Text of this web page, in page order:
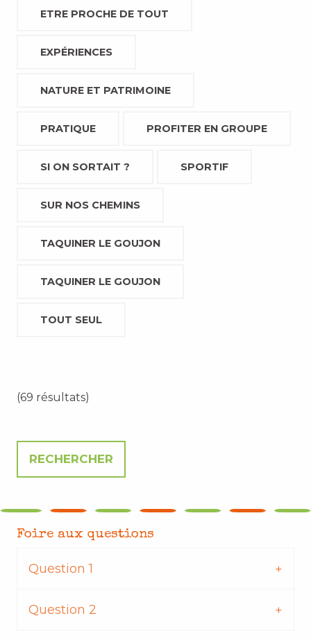
ETRE PROCHE DE TOUT
EXPÉRIENCES
NATURE ET PATRIMOINE
PRATIQUE PROFITER EN GROUPE
SI ON SORTAIT ? SPORTIF
SUR NOS CHEMINS
TAQUINER LE GOUJON
TAQUINER LE GOUJON
TOUT SEUL
(69 résultats)
Foire aux questions
Question 1
Question 2